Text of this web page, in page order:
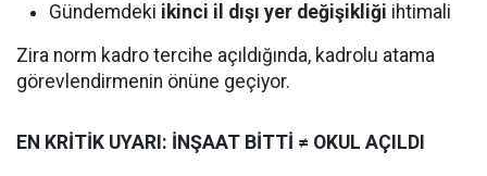
Gündemdeki ikinci il dışı yer değişikliği ihtimali
Zira norm kadro tercihe açıldığında, kadrolu atama
görevlendirmenin önüne geçiyor.
EN KRİTİK UYARI: İNŞAAT BİTTİ ≠ OKUL AÇILDI